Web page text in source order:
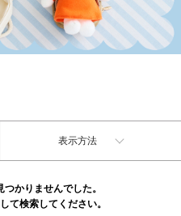
表示方法
かりませんでした。
て検索してください。